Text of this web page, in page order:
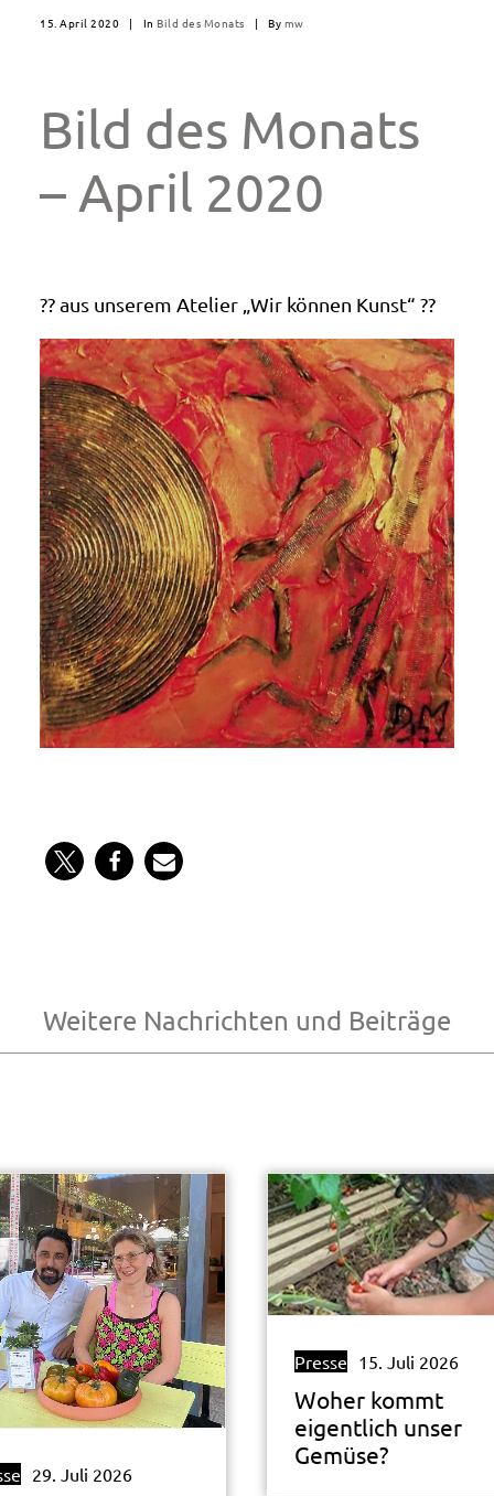
15. April 2020 | In Bild des Monats | By mw
Bild des Monats
– April 2020
?‍? aus unserem Atelier „Wir können Kunst“ ?‍?
Weitere Nachrichten und Beiträge
29. Juli 2026
Presse 15. Juli 2026
Woher kommt
eigentlich unser
Gemüse?